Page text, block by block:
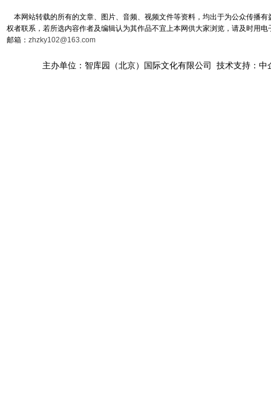
本网站转载的所有的文章、图片、音频、视频文件等资料，均出于为公众传播
权者联系，若所选内容作者及编辑认为其作品不宜上本网供大家浏览，请及时用
邮箱： zhzky102@163.com
主办单位：智库园（北京）国际文化有限公司 技术支持：